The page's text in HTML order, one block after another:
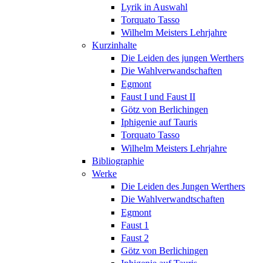
Lyrik in Auswahl
Torquato Tasso
Wilhelm Meisters Lehrjahre
Kurzinhalte
Die Leiden des jungen Werthers
Die Wahlverwandschaften
Egmont
Faust I und Faust II
Götz von Berlichingen
Iphigenie auf Tauris
Torquato Tasso
Wilhelm Meisters Lehrjahre
Bibliographie
Werke
Die Leiden des Jungen Werthers
Die Wahlverwandtschaften
Egmont
Faust 1
Faust 2
Götz von Berlichingen